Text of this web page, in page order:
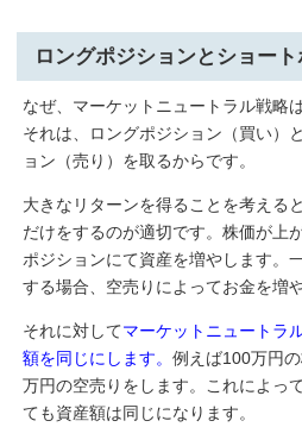
ロングポジションとショー
なぜ、マーケットニュートラル戦略
それは、ロングポジション（買い）
ョン（売り）を取るからです。
大きなリターンを得ることを考える
だけをするのが適切です。株価が上
ポジションにて資産を増やします。
する場合、空売りによってお金を増
それに対してマーケットニュートラ
額を同じにします。 例えば100万円
万円の空売りをします。これによっ
ても資産額は同じになります。